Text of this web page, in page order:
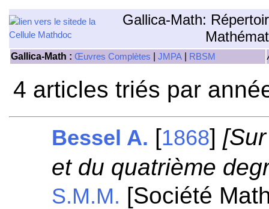
Gallica-Math:
Gallica-Math : Œuvres Complètes JMPA RBSM
4 articles triés par
Bessel A. [1868]
et du quatrième
S.M.M. [Société